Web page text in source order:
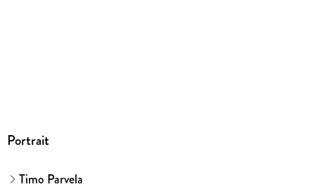
Portrait
Timo Parvela